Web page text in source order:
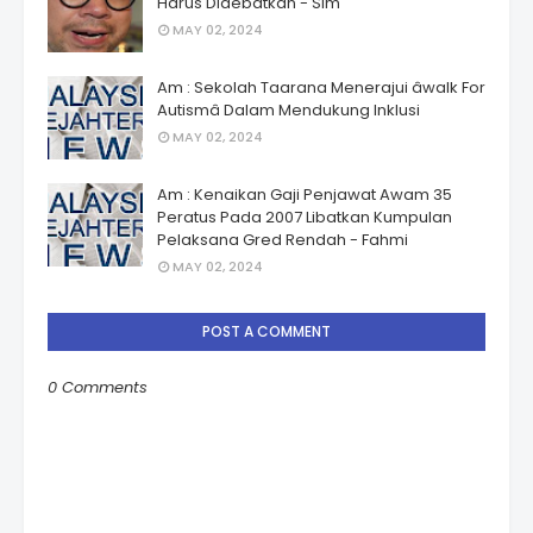
MAY 02, 2024
Am : Sekolah Taarana Menerajui âwalk For
Autismâ Dalam Mendukung Inklusi
MAY 02, 2024
Am : Kenaikan Gaji Penjawat Awam 35
Peratus Pada 2007 Libatkan Kumpulan
Pelaksana Gred Rendah - Fahmi
MAY 02, 2024
POST A COMMENT
0 Comments